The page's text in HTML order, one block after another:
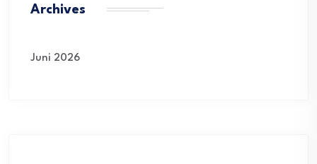
Archives
Juni 2026